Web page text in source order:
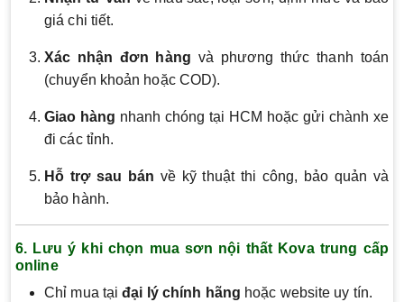
giá chi tiết.
Xác nhận đơn hàng và phương thức thanh toán
(chuyển khoản hoặc COD).
Giao hàng nhanh chóng tại HCM hoặc gửi chành xe
đi các tỉnh.
Hỗ trợ sau bán về kỹ thuật thi công, bảo quản và
bảo hành.
6. Lưu ý khi chọn mua sơn nội thất Kova trung cấp
online
Chỉ mua tạiđại lý chính hãng hoặc website uy tín.